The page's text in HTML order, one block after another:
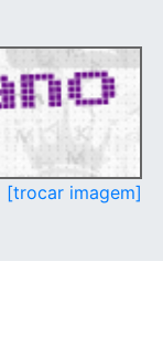
[trocar imagem]